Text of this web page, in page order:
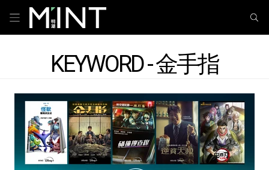
KEYWORD - 金手指